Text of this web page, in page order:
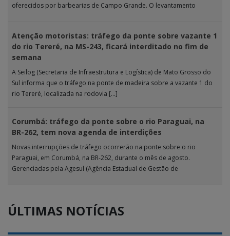
oferecidos por barbearias de Campo Grande. O levantamento
Atenção motoristas: tráfego da ponte sobre vazante 1
do rio Tereré, na MS-243, ficará interditado no fim de
semana
A Seilog (Secretaria de Infraestrutura e Logística) de Mato Grosso do
Sul informa que o tráfego na ponte de madeira sobre a vazante 1 do
rio Tereré, localizada na rodovia […]
Corumbá: tráfego da ponte sobre o rio Paraguai, na
BR-262, tem nova agenda de interdições
Novas interrupções de tráfego ocorrerão na ponte sobre o rio
Paraguai, em Corumbá, na BR-262, durante o mês de agosto.
Gerenciadas pela Agesul (Agência Estadual de Gestão de
ÚLTIMAS NOTÍCIAS